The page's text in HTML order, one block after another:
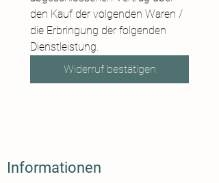
den Kauf der volgenden Waren /
die Erbringung der folgenden
Dienstleistung.
Widerruf bestätigen
Informationen